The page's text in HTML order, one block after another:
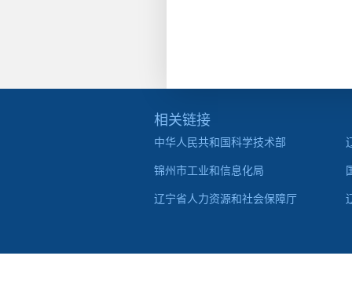
相关链接
中华人民共和国科学技术部
锦州市工业和信息化局
辽宁省人力资源和社会保障厅